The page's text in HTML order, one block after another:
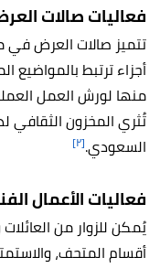
فعاليات صالات
تتميز صالات العرض
أجزاء ترتبط
منها لورش العمل
تُثري المخزون الثقافي
السعودي.[٢]
فعاليات الأعمال
يُمكن للزوار من
أقسام المتحف،